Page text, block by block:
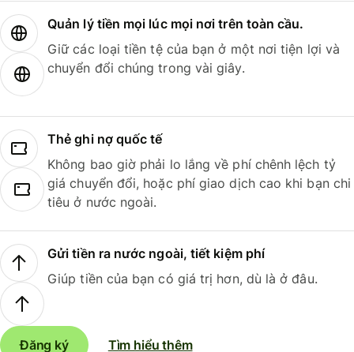
Quản lý tiền mọi lúc mọi nơi trên toàn cầu.
Giữ các loại tiền tệ của bạn ở một nơi tiện lợi và
chuyển đổi chúng trong vài giây.
Thẻ ghi nợ quốc tế
Không bao giờ phải lo lắng về phí chênh lệch tỷ
giá chuyển đổi, hoặc phí giao dịch cao khi bạn chi
tiêu ở nước ngoài.
Gửi tiền ra nước ngoài, tiết kiệm phí
Giúp tiền của bạn có giá trị hơn, dù là ở đâu.
Đăng ký Tìm hiểu thêm